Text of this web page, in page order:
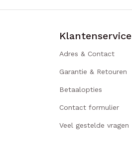
Klantenservice
Adres & Contact
Garantie & Retouren
Betaalopties
Contact formulier
Veel gestelde vragen